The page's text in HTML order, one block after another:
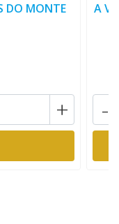
DO MONTE
+
A
-